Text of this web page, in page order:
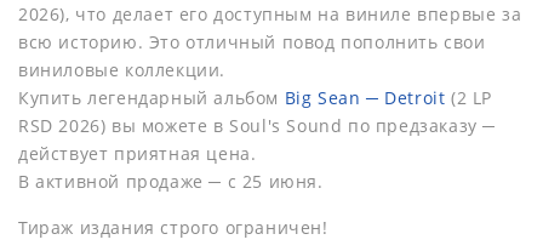
2026), что делает его доступным на виниле впервые за
всю историю. Это отличный повод пополнить свои
виниловые коллекции.
Купить легендарный альбом Big Sean ─ Detroit (2 LP
RSD 2026) вы можете в Soul's Sound по предзаказу ─
действует приятная цена.
В активной продаже ─ с 25 июня.
Тираж издания строго ограничен!